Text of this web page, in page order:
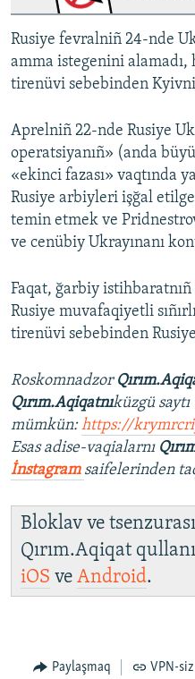
Rusiye fevralniñ 24-nde
amma istegenini alamadı,
tirenüvi sebebinden
Aprelniñ 22-nde Rusiye
operatsiyanıñ» (anda
«ekinci fazası» vaqtında
Rusiye arbiyleri işğal
temin etmek ve
ve cenübiy Ukrayınanı
Faqat, ğarbiy
Rusiye muvafaqiyetli
tirenüvi sebebinden
Roskomnadzor
Qırım.Aqiqatnıküzgü saytı
mümkün:https://
Esas adise-vaqialarnı
İnstagram saifelerinden
Bloklav ve
Qırım.Aqiqat
iOS ve Android.
Paylaşmaq VPN-